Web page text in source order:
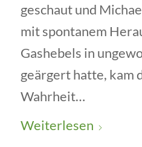
geschaut und
mit spontanem
Gashebels in
geärgert hatte, kam
Wahrheit…
Weiterlesen